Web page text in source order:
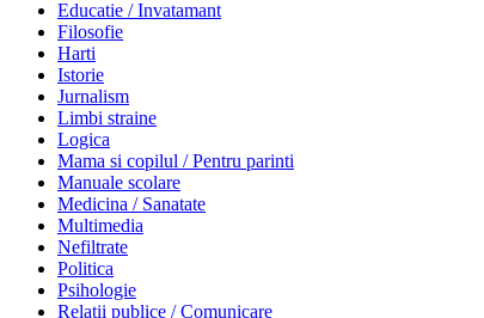
Educatie / Invatamant
Filosofie
Harti
Istorie
Jurnalism
Limbi straine
Logica
Mama si copilul / Pentru parinti
Manuale scolare
Medicina / Sanatate
Multimedia
Nefiltrate
Politica
Psihologie
Relatii publice / Comunicare